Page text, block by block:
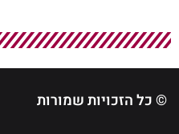
© כל הזכויות שמורות